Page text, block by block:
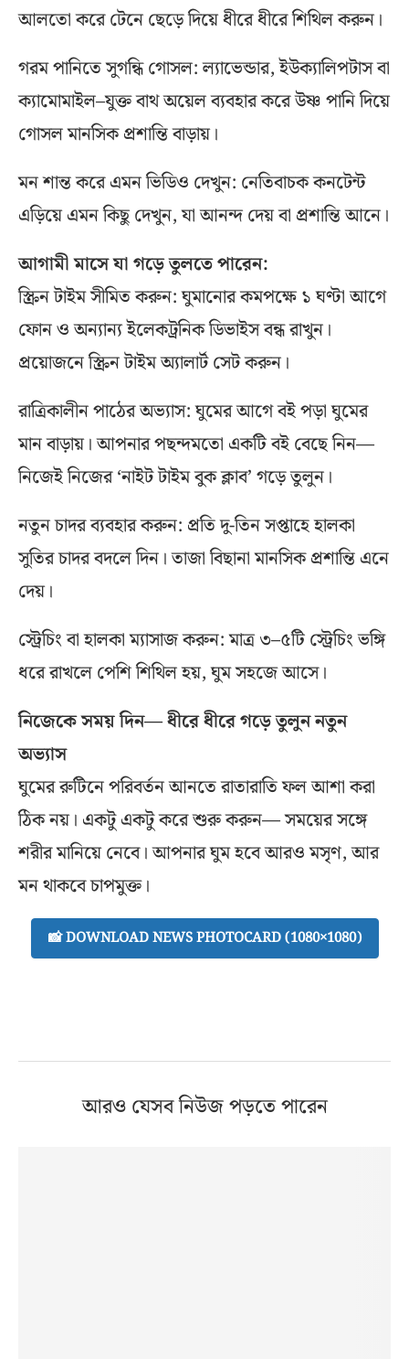
আলতো করে টেনে ছেড়ে দিয়ে ধীরে ধীরে শিথিল করুন।
গরম পানিতে সুগন্ধি গোসল: ল্যাভেন্ডার, ইউক্যালিপটাস বা
ক্যামোমাইল–যুক্ত বাথ অয়েল ব্যবহার করে উষ্ণ পানি দিয়ে
গোসল মানসিক প্রশান্তি বাড়ায়।
মন শান্ত করে এমন ভিডিও দেখুন: নেতিবাচক কনটেন্ট
এড়িয়ে এমন কিছু দেখুন, যা আনন্দ দেয় বা প্রশান্তি আনে।
আগামী মাসে যা গড়ে তুলতে পারেন:
স্ক্রিন টাইম সীমিত করুন: ঘুমানোর কমপক্ষে ১ ঘণ্টা আগে
ফোন ও অন্যান্য ইলেকট্রনিক ডিভাইস বন্ধ রাখুন।
প্রয়োজনে স্ক্রিন টাইম অ্যালার্ট সেট করুন।
রাত্রিকালীন পাঠের অভ্যাস: ঘুমের আগে বই পড়া ঘুমের
মান বাড়ায়। আপনার পছন্দমতো একটি বই বেছে নিন—
নিজেই নিজের ‘নাইট টাইম বুক ক্লাব’ গড়ে তুলুন।
নতুন চাদর ব্যবহার করুন: প্রতি দু-তিন সপ্তাহে হালকা
সুতির চাদর বদলে দিন। তাজা বিছানা মানসিক প্রশান্তি এনে
দেয়।
স্ট্রেচিং বা হালকা ম্যাসাজ করুন: মাত্র ৩–৫টি স্ট্রেচিং ভঙ্গি
ধরে রাখলে পেশি শিথিল হয়, ঘুম সহজে আসে।
নিজেকে সময় দিন— ধীরে ধীরে গড়ে তুলুন নতুন
অভ্যাস
ঘুমের রুটিনে পরিবর্তন আনতে রাতারাতি ফল আশা করা
ঠিক নয়। একটু একটু করে শুরু করুন— সময়ের সঙ্গে
শরীর মানিয়ে নেবে। আপনার ঘুম হবে আরও মসৃণ, আর
মন থাকবে চাপমুক্ত।
📸 DOWNLOAD NEWS PHOTOCARD (1080×1080)
আরও যেসব নিউজ পড়তে পারেন